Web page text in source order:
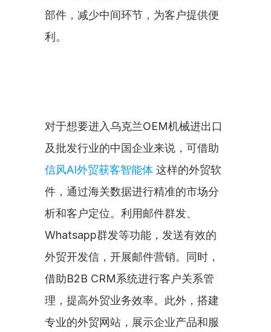
部件，减少中间环节，为客户提供便
利。
对于想要进入乌克兰OEM机械进出口
信风AI外贸获客智能体 这样的外贸软
件，通过海关数据进行精准的市场分
析和客户定位。利用邮件群发、
Whatsapp群发等功能，发送有效的
外贸开发信，开展邮件营销。同时，
借助B2B CRM系统进行客户关系管
理，提高外贸业务效率。此外，搭建
专业的外贸网站，展示企业产品和服